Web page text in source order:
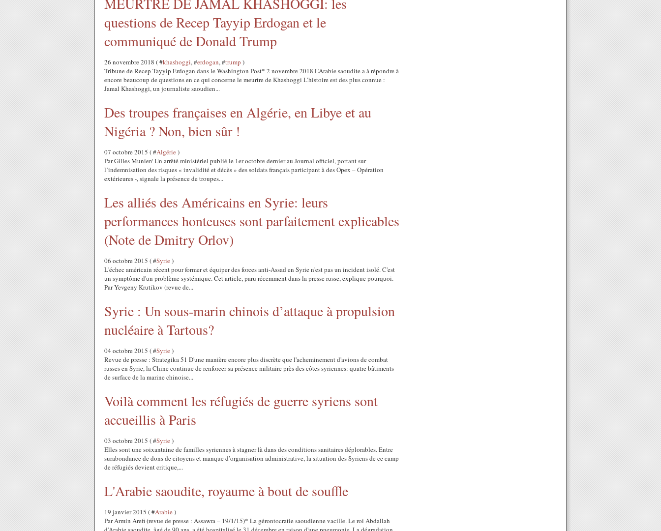
questions de Recep Tayyip Erdogan et le
communiqué de Donald Trump
26 novembre 2018 ( #khashoggi, #erdogan, #trump )
Tribune de Recep Tayyip Erdogan dans le Washington Post* 2 novembre 2018 L’Arabie saoudite a à répondre à
encore beaucoup de questions en ce qui concerne le meurtre de Khashoggi L’histoire est des plus connue :
Jamal Khashoggi, un journaliste saoudien...
Des troupes françaises en Algérie, en Libye et au
Nigéria ? Non, bien sûr !
07 octobre 2015 ( #Algérie)
Par Gilles Munier/ Un arrêté ministériel publié le 1er octobre dernier au Journal officiel, portant sur
l’indemnisation des risques « invalidité et décès » des soldats français participant à des Opex – Opération
extérieures -, signale la présence de troupes...
Les alliés des Américains en Syrie: leurs
performances honteuses sont parfaitement explicables
(Note de Dmitry Orlov)
06 octobre 2015 ( #Syrie)
L'échec américain récent pour former et équiper des forces anti-Assad en Syrie n'est pas un incident isolé. C'est
un symptôme d'un problème systémique. Cet article, paru récemment dans la presse russe, explique pourquoi.
Par Yevgeny Krutikov (revue de...
Syrie : Un sous-marin chinois d’attaque à propulsion
nucléaire à Tartous?
04 octobre 2015 ( #Syrie)
Revue de presse : Strategika 51 D'une manière encore plus discrète que l'acheminement d'avions de combat
russes en Syrie, la Chine continue de renforcer sa présence militaire près des côtes syriennes: quatre bâtiments
de surface de la marine chinoise...
Voilà comment les réfugiés de guerre syriens sont
accueillis à Paris
03 octobre 2015 ( #Syrie)
Elles sont une soixantaine de familles syriennes à stagner là dans des conditions sanitaires déplorables. Entre
surabondance de dons de citoyens et manque d’organisation administrative, la situation des Syriens de ce camp
de réfugiés devient critique,...
L'Arabie saoudite, royaume à bout de souffle
19 janvier 2015 ( #Arabie)
Par Armin Arefi (revue de presse : Assawra – 19/1/15)* La gérontocratie saoudienne vacille. Le roi Abdallah